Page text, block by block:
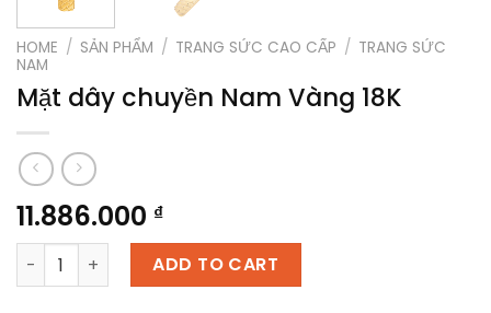
HOME / SẢN PHẨM / TRANG SỨC CAO CẤP / TRANG SỨC
NAM
Mặt dây chuyền Nam Vàng 18K
11.886.000 ₫
Mặt dây chuyền Nam Vàng 18K quantity
ADD TO CART